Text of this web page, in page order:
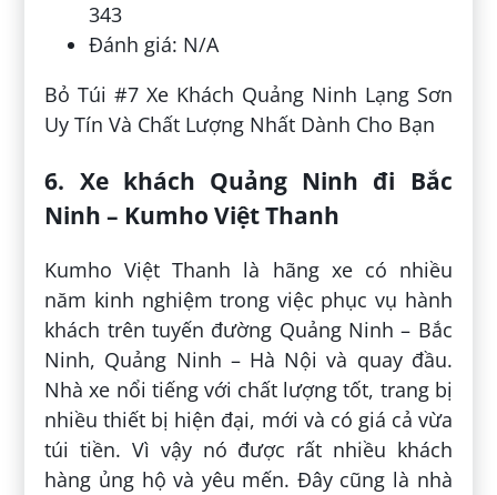
343
Đánh giá: N/A
Bỏ Túi #7 Xe Khách Quảng Ninh Lạng Sơn
Uy Tín Và Chất Lượng Nhất Dành Cho Bạn
6. Xe khách Quảng Ninh đi Bắc
Ninh – Kumho Việt Thanh
Kumho Việt Thanh là hãng xe có nhiều
năm kinh nghiệm trong việc phục vụ hành
khách trên tuyến đường Quảng Ninh – Bắc
Ninh, Quảng Ninh – Hà Nội và quay đầu.
Nhà xe nổi tiếng với chất lượng tốt, trang bị
nhiều thiết bị hiện đại, mới và có giá cả vừa
túi tiền. Vì vậy nó được rất nhiều khách
hàng ủng hộ và yêu mến. Đây cũng là nhà